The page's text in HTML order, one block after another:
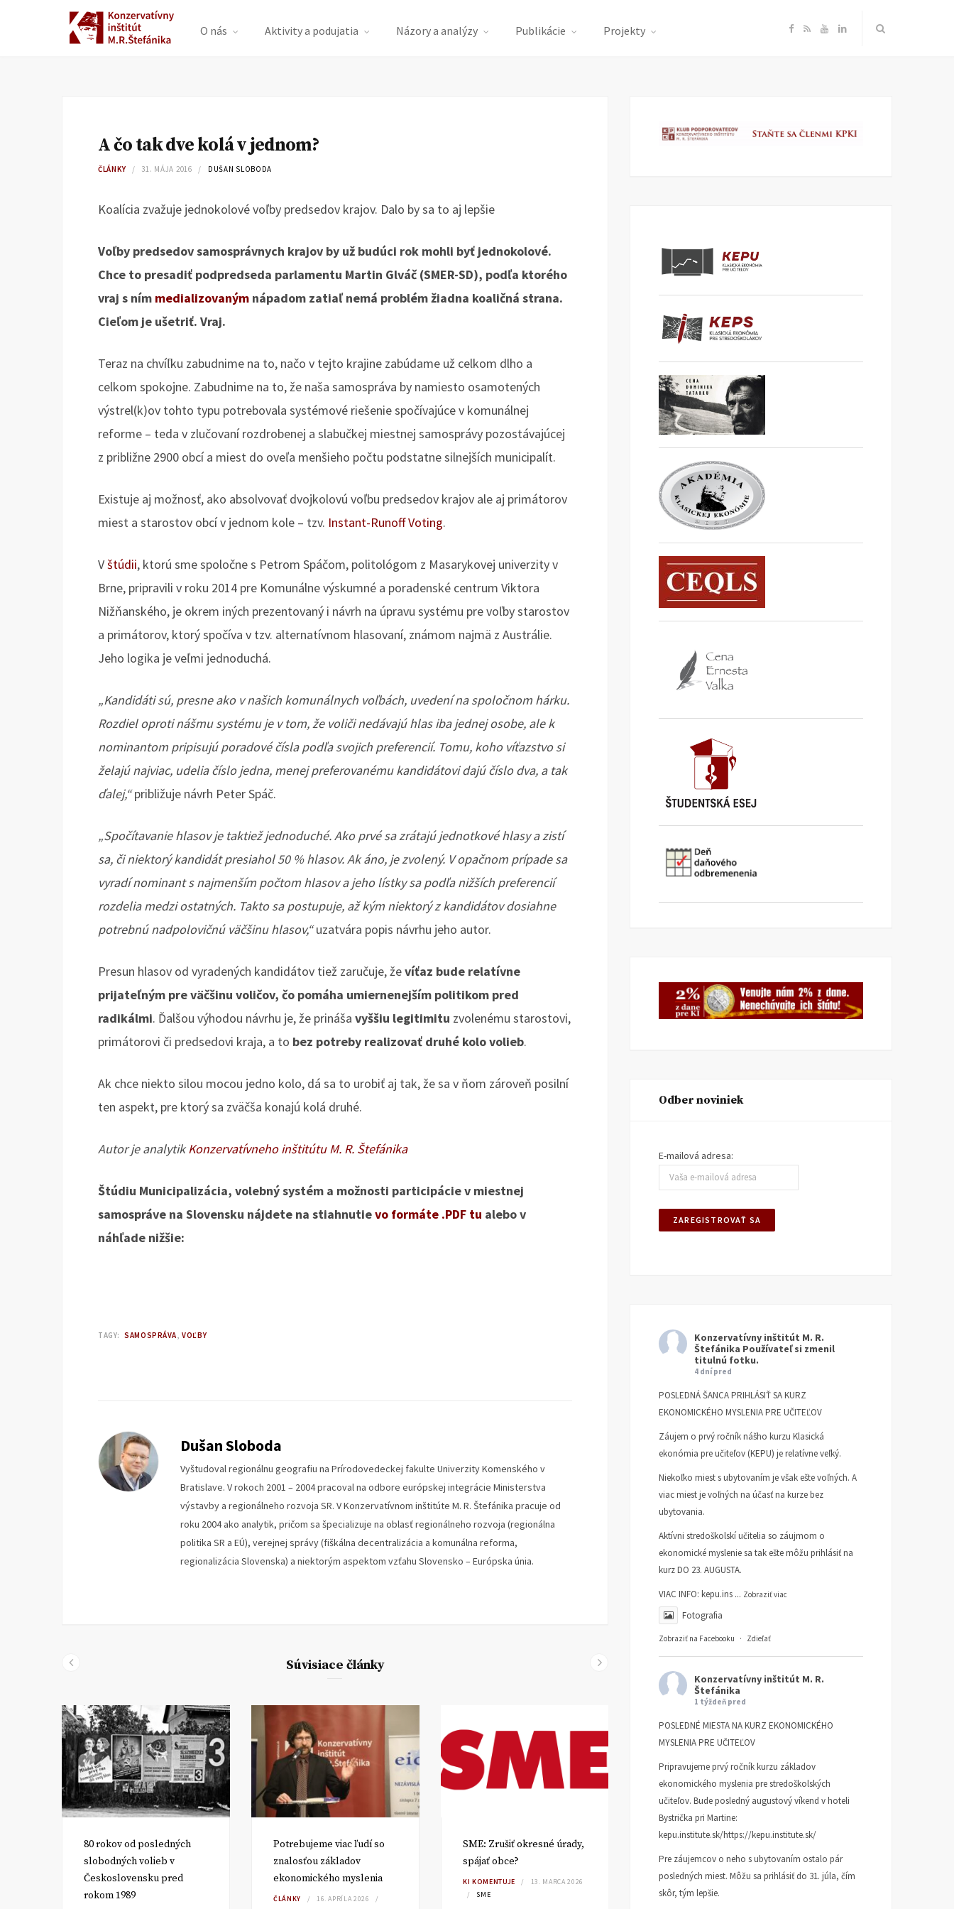
O nás Aktivity a podujatia Názory a analýzy Publikácie Projekty F
e
R Y
T
L
k
A čo tak dve kolá v jednom?
ČLÁNKY 31. MÁJA 2016 DUŠAN SLOBODA
Koalícia zvažuje jednokolové voľby predsedov krajov. Dalo by sa to aj lepšie
Voľby predsedov samosprávnych krajov by už budúci rok mohli byť jednokolové.
Chce to presadiť podpredseda parlamentu Martin Glváč (SMER-SD), podľa ktorého
vraj s ním medializovaným nápadom zatiaľ nemá problém žiadna koaličná strana.
Cieľom je ušetriť. Vraj.
Teraz na chvíľku zabudnime na to, načo v tejto krajine zabúdame už celkom dlho a
celkom spokojne. Zabudnime na to, že naša samospráva by namiesto osamotených
výstrel(k)ov tohto typu potrebovala systémové riešenie spočívajúce v komunálnej
reforme – teda v zlučovaní rozdrobenej a slabučkej miestnej samosprávy pozostávajúcej
z približne 2900 obcí a miest do oveľa menšieho počtu podstatne silnejších municipalít.
Existuje aj možnosť, ako absolvovať dvojkolovú voľbu predsedov krajov ale aj primátorov
miest a starostov obcí v jednom kole – tzv. Instant-Runoff Voting.
Vštúdii, ktorú sme spoločne s Petrom Spáčom, politológom z Masarykovej univerzity v
Brne, pripravili v roku 2014 pre Komunálne výskumné a poradenské centrum Viktora
Nižňanského, je okrem iných prezentovaný i návrh na úpravu systému pre voľby starostov
a primátorov, ktorý spočíva v tzv. alternatívnom hlasovaní, známom najmä z Austrálie.
Jeho logika je veľmi jednoduchá.
„Kandidáti sú, presne ako v našich komunálnych voľbách, uvedení na spoločnom hárku.
Rozdiel oproti nášmu systému je v tom, že voliči nedávajú hlas iba jednej osobe, ale k
nominantom pripisujú poradové čísla podľa svojich preferencií. Tomu, koho víťazstvo si
želajú najviac, udelia číslo jedna, menej preferovanému kandidátovi dajú číslo dva, a tak
ďalej,“približuje návrh Peter Spáč.
„Spočítavanie hlasov je taktiež jednoduché. Ako prvé sa zrátajú jednotkové hlasy a zistí
sa, či niektorý kandidát presiahol 50 % hlasov. Ak áno, je zvolený. V opačnom prípade sa
vyradí nominant s najmenším počtom hlasov a jeho lístky sa podľa nižších preferencií
rozdelia medzi ostatných. Takto sa postupuje, až kým niektorý z kandidátov dosiahne
potrebnú nadpolovičnú väčšinu hlasov,“uzatvára popis návrhu jeho autor.
Presun hlasov od vyradených kandidátov tiež zaručuje, ževíťaz bude relatívne
prijateľným pre väčšinu voličov, čo pomáha umiernenejším politikom pred
radikálmi. Ďalšou výhodou návrhu je, že prináša vyššiu legitimitu zvolenému starostovi,
primátorovi či predsedovi kraja, a to bez potreby realizovať druhé kolo volieb.
Ak chce niekto silou mocou jedno kolo, dá sa to urobiť aj tak, že sa v ňom zároveň posilní
ten aspekt, pre ktorý sa zväčša konajú kolá druhé.
Autor je analytikKonzervatívneho inštitútu M. R. Štefánika
Štúdiu Municipalizácia, volebný systém a možnosti participácie v miestnej
samospráve na Slovensku nájdete na stiahnutievo formáte .PDF tu alebo v
náhľade nižšie:
TAGY: SAMOSPRÁVA VOĽBY
Dušan Sloboda
Vyštudoval regionálnu geografiu na Prírodovedeckej fakulte Univerzity Komenského v
Bratislave. V rokoch 2001 – 2004 pracoval na odbore európskej integrácie Ministerstva
výstavby a regionálneho rozvoja SR. V Konzervatívnom inštitúte M. R. Štefánika pracuje od
roku 2004 ako analytik, pričom sa špecializuje na oblasť regionálneho rozvoja (regionálna
politika SR a EÚ), verejnej správy (fiškálna decentralizácia a komunálna reforma,
regionalizácia Slovenska) a niektorým aspektom vzťahu Slovensko – Európska únia.
Súvisiace články
80 rokov od posledných
slobodných volieb v
Československu pred
rokom 1989
Potrebujeme viac ľudí so
znalosťou základov
ekonomického myslenia
ČLÁNKY
16. APRÍLA 2026
SME: Zrušiť okresné úrady,
spájať obce?
KI KOMENTUJE
13. MARCA 2026
SME
Morálna autorita roku 1776
ČLÁNKY
9. MARCA 2026
DANIEL KLEIN
finišujú s prípravou
rozpočtov
Odber noviniek
E-mailová adresa:
Konzervatívny inštitút M. R.
Štefánika Používateľ si zmenil
titulnú fotku.
4 dní pred
POSLEDNÁ ŠANCA PRIHLÁSIŤ SA KURZ
EKONOMICKÉHO MYSLENIA PRE UČITEĽOV
Záujem o prvý ročník nášho kurzu Klasická
ekonómia pre učiteľov (KEPU) je relatívne veľký.
Niekoľko miest s ubytovaním je však ešte voľných. A
viac miest je voľných na účasť na kurze bez
ubytovania.
Aktívni stredoškolskí učitelia so záujmom o
ekonomické myslenie sa tak ešte môžu prihlásiť na
kurz DO 23. AUGUSTA.
VIAC INFO: kepu.ins ... Zobraziť viac
Fotografia
Zobraziť na Facebooku · Zdieľať
Konzervatívny inštitút M. R.
Štefánika
1 týždeň pred
POSLEDNÉ MIESTA NA KURZ EKONOMICKÉHO
MYSLENIA PRE UČITEĽOV
Pripravujeme prvý ročník kurzu základov
ekonomického myslenia pre stredoškolských
učiteľov. Bude posledný augustový víkend v hoteli
Bystrička pri Martine:
kepu.institute.sk/https://kepu.institute.sk/
Pre záujemcov o neho s ubytovaním ostalo pár
posledných miest. Môžu sa prihlásiť do 31. júla, čím
skôr, tým lepšie.